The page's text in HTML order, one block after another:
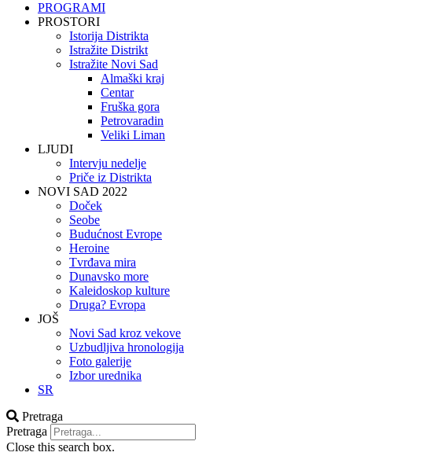
PROGRAMI
PROSTORI
Istorija Distrikta
Istražite Distrikt
Istražite Novi Sad
Almaški kraj
Centar
Fruška gora
Petrovaradin
Veliki Liman
LJUDI
Intervju nedelje
Priče iz Distrikta
NOVI SAD 2022
Doček
Seobe
Budućnost Evrope
Heroine
Tvrđava mira
Dunavsko more
Kaleidoskop kulture
Druga? Evropa
JOŠ
Novi Sad kroz vekove
Uzbudljiva hronologija
Foto galerije
Izbor urednika
SR
Pretraga
Pretraga
Close this search box.